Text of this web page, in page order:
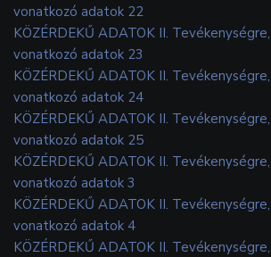
vonatkozó adatok 22
KÖZÉRDEKŰ ADATOK II.
vonatkozó adatok 23
KÖZÉRDEKŰ ADATOK II.
vonatkozó adatok 24
KÖZÉRDEKŰ ADATOK II.
vonatkozó adatok 25
KÖZÉRDEKŰ ADATOK II.
vonatkozó adatok 3
KÖZÉRDEKŰ ADATOK II.
vonatkozó adatok 4
KÖZÉRDEKŰ ADATOK II.